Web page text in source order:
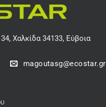
Χαλκίδα 34133, Εύβοια
magoutasg@ecostar.gr